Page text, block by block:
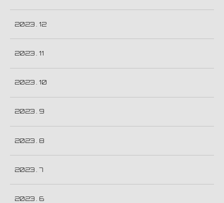
2023 . 12
2023 . 11
2023 . 10
2023 . 9
2023 . 8
2023 . 7
2023 . 6